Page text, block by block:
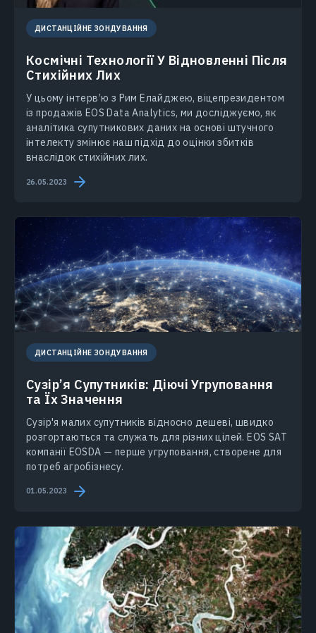
ДИСТАНЦІЙНЕ ЗОНДУВАННЯ
Космічні Технології У Відновленні Після
Стихійних Лих
У цьому інтерв’ю з Рим Елайджею, віцепрезидентом
із продажів EOS Data Analytics, ми досліджуємо, як
аналітика супутникових даних на основі штучного
інтелекту змінює наш підхід до оцінки збитків
внаслідок стихійних лих.
26.05.2023
ДИСТАНЦІЙНЕ ЗОНДУВАННЯ
Сузір’я Супутників: Діючі Угруповання
та Їх Значення
Сузір'я малих супутників відносно дешеві, швидко
розгортаються та служать для різних цілей. EOS SAT
компанії EOSDA — перше угруповання, створене для
потреб агробізнесу.
01.05.2023